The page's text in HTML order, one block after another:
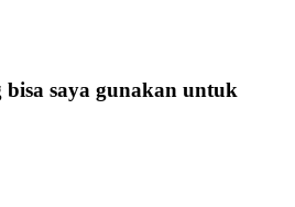
saya gunakan untuk